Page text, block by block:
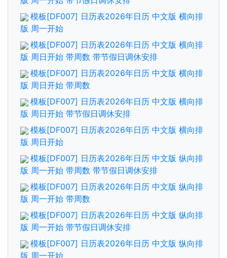
模板[DF007] 日历表2026年日历 中文版 横向排
版 周一开始
模板[DF007] 日历表2026年日历 中文版 横向排
版 周日开始 带周数 带节假日调休安排
模板[DF007] 日历表2026年日历 中文版 横向排
版 周日开始 带周数
模板[DF007] 日历表2026年日历 中文版 横向排
版 周日开始 带节假日调休安排
模板[DF007] 日历表2026年日历 中文版 横向排
版 周日开始
模板[DF007] 日历表2026年日历 中文版 纵向排
版 周一开始 带周数 带节假日调休安排
模板[DF007] 日历表2026年日历 中文版 纵向排
版 周一开始 带周数
模板[DF007] 日历表2026年日历 中文版 纵向排
版 周一开始 带节假日调休安排
模板[DF007] 日历表2026年日历 中文版 纵向排
版 周一开始